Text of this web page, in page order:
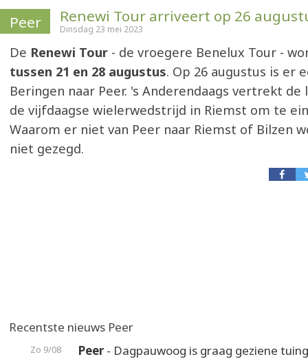
Peer Renewi Tour arriveert op 26
Dinsdag 23 mei 2023
De Renewi Tour - de vroegere Benelux Tour -
tussen 21 en 28 augustus. Op 26 augustus is er
Beringen naar Peer. 's Anderendaags vertrekt
de vijfdaagse wielerwedstrijd in Riemst om te
Waarom er niet van Peer naar Riemst of Bilzen
niet gezegd.
Recentste nieuws Peer
Zo 9/08 Peer- Dagpauwoog is graag geziene